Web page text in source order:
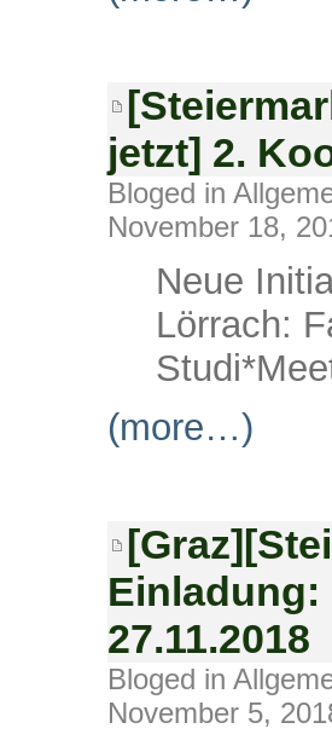
jetzt] 2.
Bloged in
November 18,
Neue
Lörrach:
(more…)
Einladung:
27.11.2018
Bloged in
November 5,